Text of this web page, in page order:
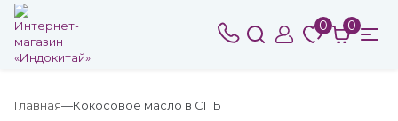
0 0
Главная Кокосовое масло в СПБ